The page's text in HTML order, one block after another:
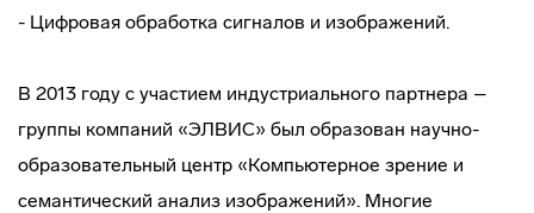
- Цифровая обработка сигналов и изображений.
В 2013 году с участием индустриального партнера –
группы компаний «ЭЛВИС» был образован научно-
образовательный центр «Компьютерное зрение и
семантический анализ изображений». Многие